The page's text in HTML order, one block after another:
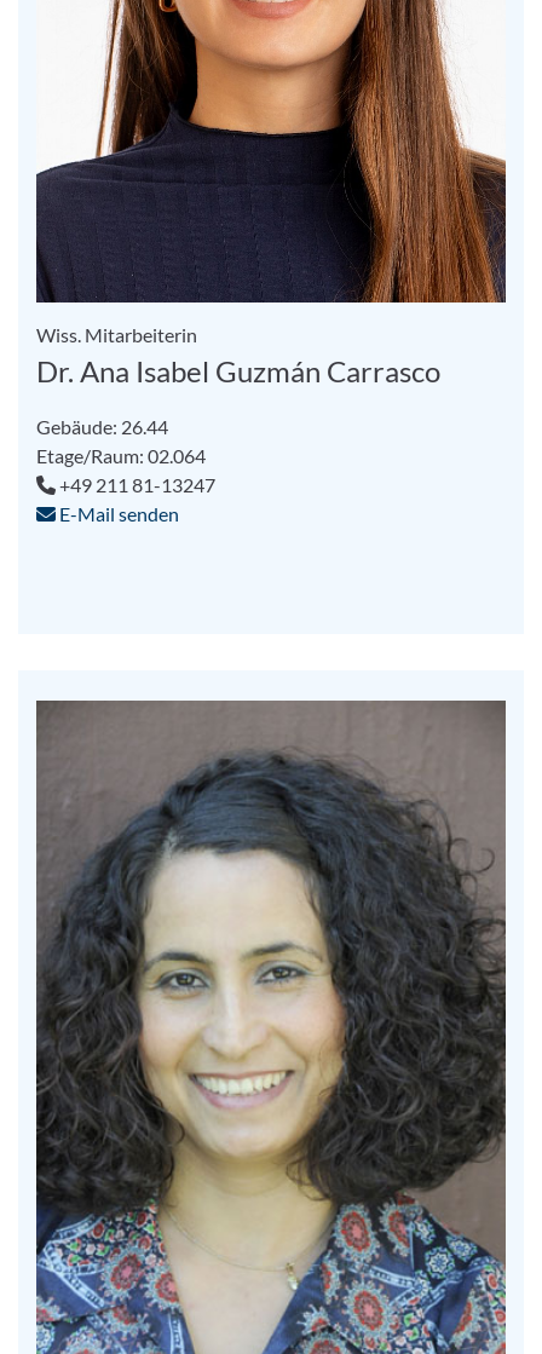
Wiss. Mitarbeiterin
Dr. Ana Isabel Guzmán Carrasco
Gebäude: 26.44
Etage/Raum: 02.064
+49 211 81-13247
E-Mail senden